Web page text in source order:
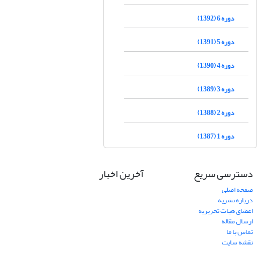
دوره 6 (1392)
دوره 5 (1391)
دوره 4 (1390)
دوره 3 (1389)
دوره 2 (1388)
دوره 1 (1387)
دسترسی سریع
صفحه اصلی
درباره نشریه
اعضای هیات تحریریه
ارسال مقاله
تماس با ما
نقشه سایت
آخرین اخبار